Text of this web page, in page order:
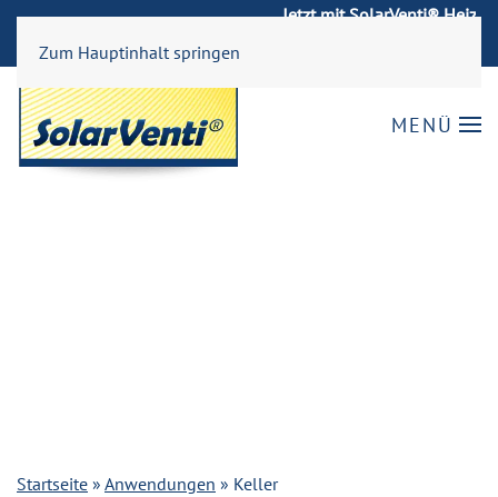
Jetzt mit SolarVenti®
Zum Hauptinhalt springen
MENÜ
Startseite » Anwendungen » Keller